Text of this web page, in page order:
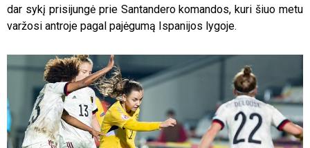
dar sykį prisijungė prie Santandero komandos, kuri šiuo metu
varžosi antroje pagal pajėgumą Ispanijos lygoje.